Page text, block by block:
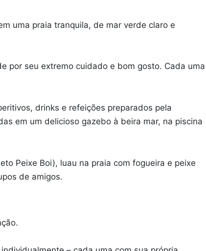
uma praia tranquila, de mar verde claro e
por seu extremo cuidado e bom gosto. Cada uma
drinks e refeições preparados pela
em um delicioso gazebo à beira mar, na piscina
Peixe Boi), luau na praia com fogueira e peixe
de amigos.